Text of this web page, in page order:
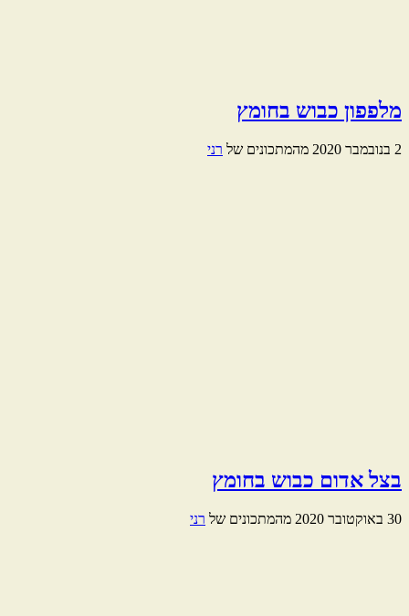
מלפפון כבוש בחומץ
2 בנובמבר 2020 מהמתכונים של רני
בצל אדום כבוש בחומץ
30 באוקטובר 2020 מהמתכונים של רני